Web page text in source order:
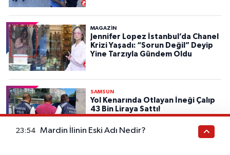
MAGAZİN
Jennifer Lopez İstanbul’da Chanel
Krizi Yaşadı: “Sorun Değil” Deyip
Yine Tarzıyla Gündem Oldu
SAMSUN
Yol Kenarında Otlayan İneği Çalıp
43 Bin Liraya Sattı!
23:54 Mardin İlinin Eski Adı Nedir?